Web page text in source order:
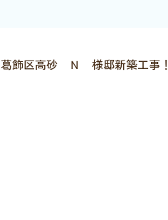
葛飾区高砂 Ｎ 様邸新築工事！